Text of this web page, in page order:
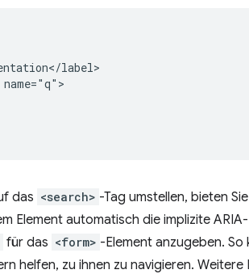
label>
name="q">
das <search> -Tag umstellen, bieten
Element automatisch die implizite
für das <form> -Element anzugeben.
helfen, zu ihnen zu navigieren.